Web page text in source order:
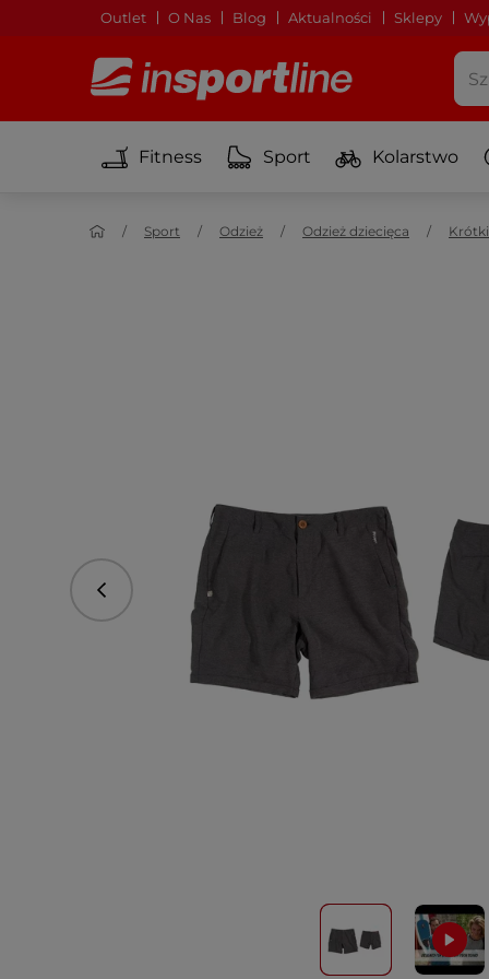
Outlet O Nas Blog Aktualności Sklepy
Fitness Sport Kolarstwo
Sport Odzież Odzież dziecięca
Poprzedni